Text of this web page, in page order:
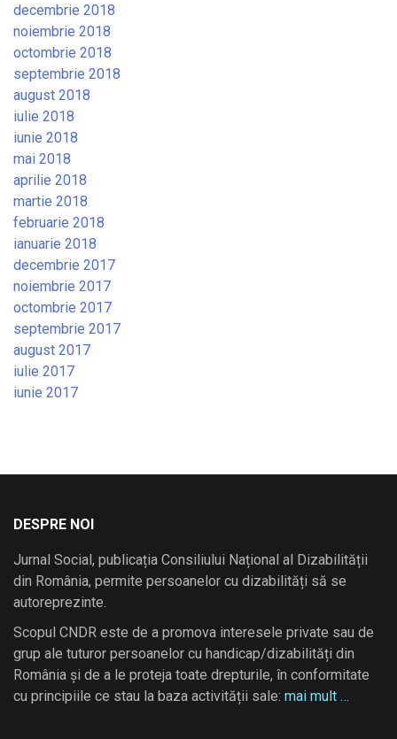
decembrie 2018
noiembrie 2018
octombrie 2018
septembrie 2018
august 2018
iulie 2018
iunie 2018
mai 2018
aprilie 2018
martie 2018
februarie 2018
ianuarie 2018
decembrie 2017
noiembrie 2017
octombrie 2017
septembrie 2017
august 2017
iulie 2017
iunie 2017
DESPRE NOI
Jurnal Social, publicația Consiliului Național al Dizabilității
din România, permite persoanelor cu dizabilități să se
autoreprezinte.
Scopul CNDR este de a promova interesele private sau de
grup ale tuturor persoanelor cu handicap/dizabilități din
România și de a le proteja toate drepturile, în conformitate
cu principiile ce stau la baza activității sale: mai mult …